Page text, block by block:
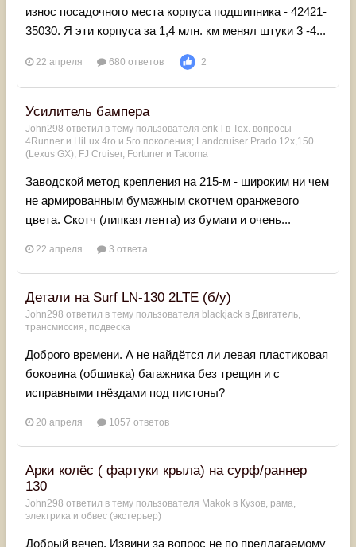
износ посадочного места корпуса подшипника - 42421-
35030. Я эти корпуса за 1,4 млн. км менял штуки 3 -4...
22 апреля 680 ответов 2
Усилитель бампера
John298 ответил в тему пользователя erik-l в Тех. вопросы
4Runner и HiLux 4го и 5го поколения; Landсruiser Prado 12x,150
(Lexus GX); FJ Cruiser, Fortuner и Tacoma
Заводской метод крепления на 215-м - широким ни чем
не армированным бумажным скотчем оранжевого
цвета. Скотч (липкая лента) из бумаги и очень...
22 апреля 3 ответа
Детали на Surf LN-130 2LTE (б/у)
John298 ответил в тему пользователя blackjack в Двигатель,
трансмиссия, подвеска
Доброго времени. А не найдётся ли левая пластиковая
боковина (обшивка) багажника без трещин и с
исправными гнёздами под пистоны?
20 апреля 1057 ответов
Арки колëс ( фартуки крыла) на сурф/раннер
130
John298 ответил в тему пользователя Makok в Кузов, рама,
электрика и обвес (экстерьер)
Добрый вечер. Извини за вопрос не по предлагаемому